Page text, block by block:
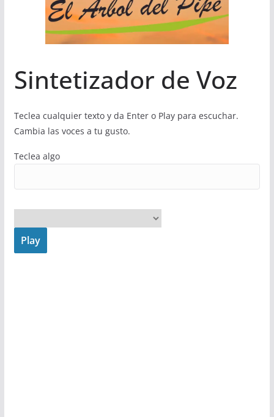
Sintetizador de Voz
Teclea cualquier texto y da Enter o Play para escuchar.
Cambia las voces a tu gusto.
Teclea algo
Play